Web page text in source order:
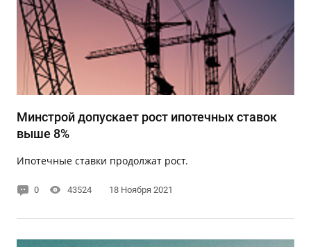
Минстрой допускает рост ипотечных ставок
выше 8%
Ипотечные ставки продолжат рост.
0 43524 18 Ноября 2021